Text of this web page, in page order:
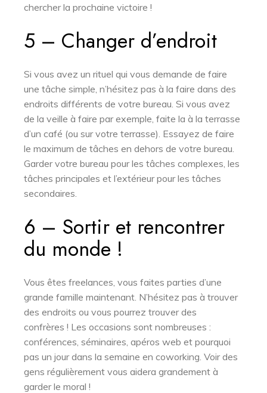
chercher la prochaine victoire !
5 – Changer d’endroit
Si vous avez un rituel qui vous demande de faire
une tâche simple, n’hésitez pas à la faire dans des
endroits différents de votre bureau. Si vous avez
de la veille à faire par exemple, faite la à la terrasse
d’un café (ou sur votre terrasse). Essayez de faire
le maximum de tâches en dehors de votre bureau.
Garder votre bureau pour les tâches complexes, les
tâches principales et l’extérieur pour les tâches
secondaires.
6 – Sortir et rencontrer
du monde !
Vous êtes freelances, vous faites parties d’une
grande famille maintenant. N’hésitez pas à trouver
des endroits ou vous pourrez trouver des
confrères ! Les occasions sont nombreuses :
conférences, séminaires, apéros web et pourquoi
pas un jour dans la semaine en coworking. Voir des
gens régulièrement vous aidera grandement à
garder le moral !